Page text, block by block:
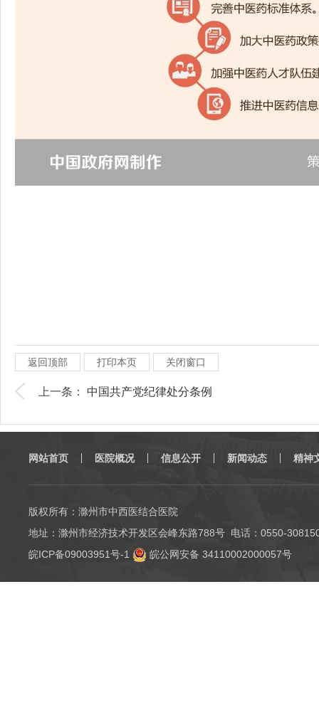
返回顶部 打印本页 关闭窗口
上一条： 中国共产党纪律处分条例
网站首页 医院概况 信息公开 新闻动态 精神
版权所有：滁州市中西医结合医院
地址：滁州市经济技术开发区会峰东路788号 电话：0550-
皖ICP备09003951号-1
皖公网安备 34110002000057号